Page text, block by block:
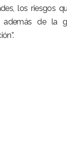
los riesgos
además de la